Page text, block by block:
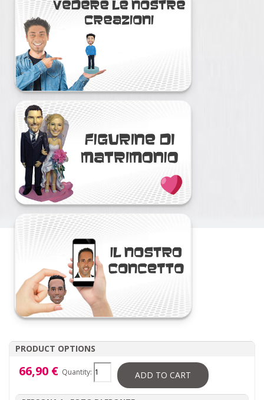
PRODUCT OPTIONS
66,90 € Quantity: ADD TO CART